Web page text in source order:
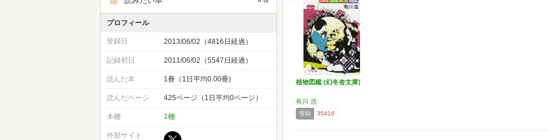
植物図鑑 (幻冬舎文庫)
有川 浩
登録 35416
プロフィール
登録日 2013/06/02（4816日経過）
記録初日 2011/06/02（5547日経過）
読んだ本 1冊（1日平均0.00冊)
読んだページ 425ページ（1日平均0ページ）
本棚 1棚
外部サイト